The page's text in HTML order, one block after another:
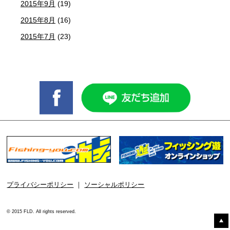
2015年9月 (19)
2015年8月 (16)
2015年7月 (23)
プライバシーポリシー ソーシャルポリシー
© 2015 FLD. All rights reserved.